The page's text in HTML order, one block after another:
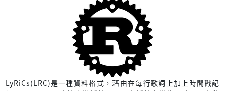
LyRiCs(LRC)是一種資料格式，藉由在每行歌詞上加上時間戳記